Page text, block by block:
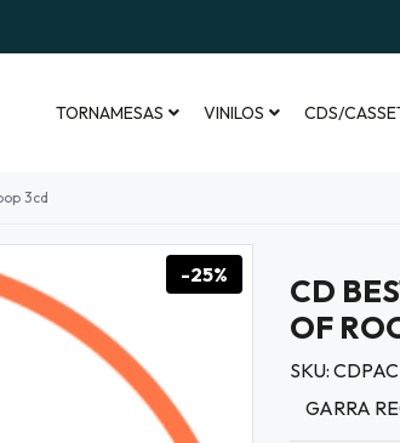
TORNAMESAS VINILOS CDS/
3cd
-25%
CD
OF
SKU:
GARRA